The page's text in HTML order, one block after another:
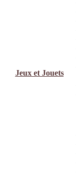
Jeux et Jouets